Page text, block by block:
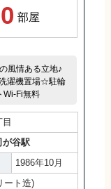
0 部屋
風情ある立地♪
濯機置場☆駐輪
Wi-Fi無料
が谷駅
1986年10月
ート造)